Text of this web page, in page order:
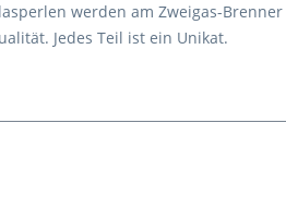
werden am Zweigas-
Jedes Teil ist ein Unikat.